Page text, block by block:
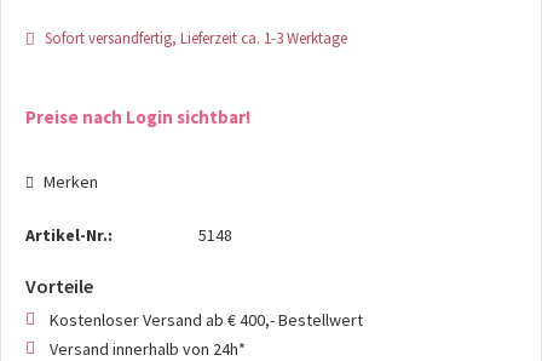
Sofort versandfertig, Lieferzeit ca. 1-3 Werktage
Preise nach Login sichtbar!
Merken
Artikel-Nr.: 5148
Vorteile
Kostenloser Versand ab € 400,- Bestellwert
Versand innerhalb von 24h*